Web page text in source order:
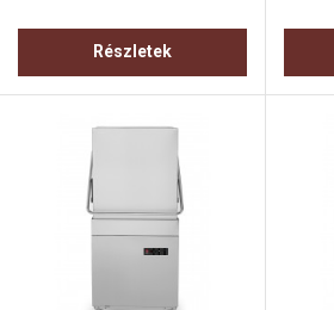
Részletek